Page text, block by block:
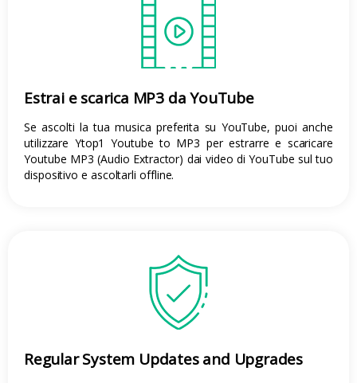
Estrai e scarica MP3 da YouTube
Se ascolti la tua musica preferita su YouTube, puoi anche
utilizzare Ytop1 Youtube to MP3 per estrarre e scaricare
Youtube MP3 (Audio Extractor) dai video di YouTube sul tuo
dispositivo e ascoltarli offline.
Regular System Updates and Upgrades